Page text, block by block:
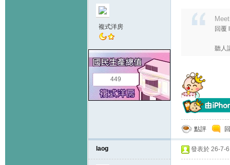
複式洋房
449
回覆
聽人
點評
laog 發表於 26-7-